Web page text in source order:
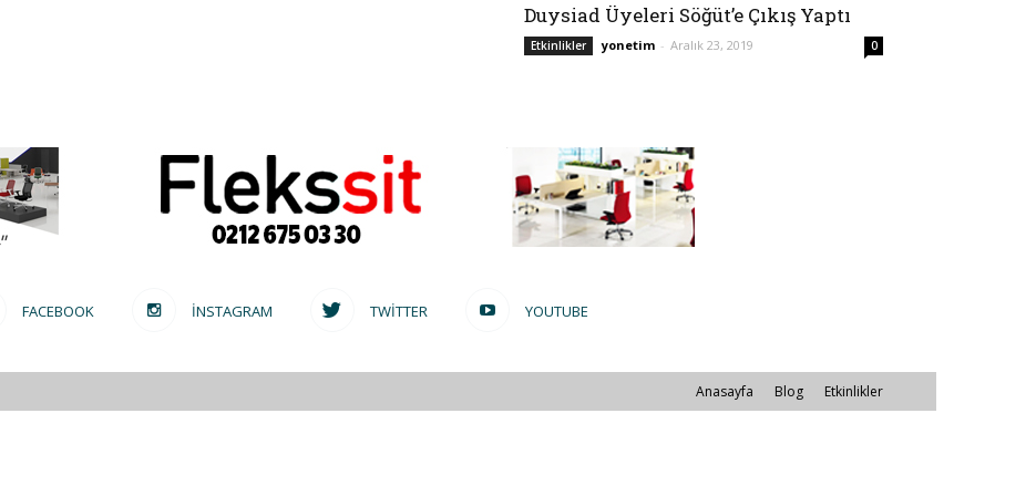
Duysiad Üyeleri Söğüt’e Çıkış Yaptı
Etkinlikler yonetim - Aralık 23, 2019 0
FACEBOOK INSTAGRAM TWITTER YOUTUBE
Anasayfa Blog Etkinlikler